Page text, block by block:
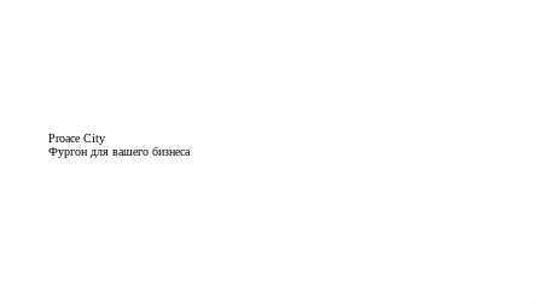
Proace City
Фургон для вашего бизнеса